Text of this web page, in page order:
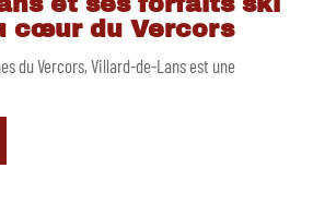
cœur du Vercors
du Vercors, Villard-de-Lans est une